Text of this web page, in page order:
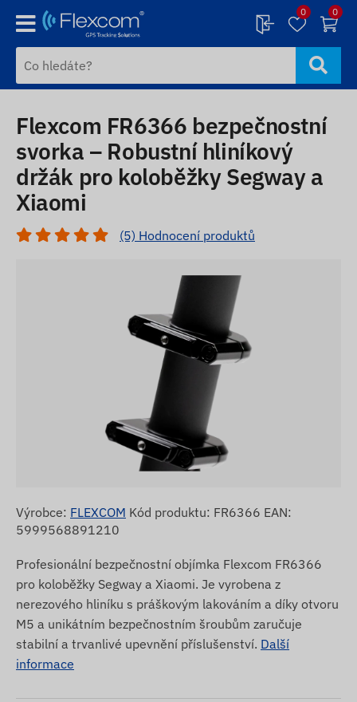
0 0
Flexcom FR6366 bezpečnostní
svorka – Robustní hliníkový
držák pro koloběžky Segway a
Xiaomi
(5) Hodnocení produktů
Výrobce: FLEXCOM Kód produktu: FR6366 EAN:
5999568891210
Profesionální bezpečnostní objímka Flexcom FR6366
pro koloběžky Segway a Xiaomi. Je vyrobena z
nerezového hliníku s práškovým lakováním a díky otvoru
M5 a unikátním bezpečnostním šroubům zaručuje
stabilní a trvanlivé upevnění příslušenství. Další
informace